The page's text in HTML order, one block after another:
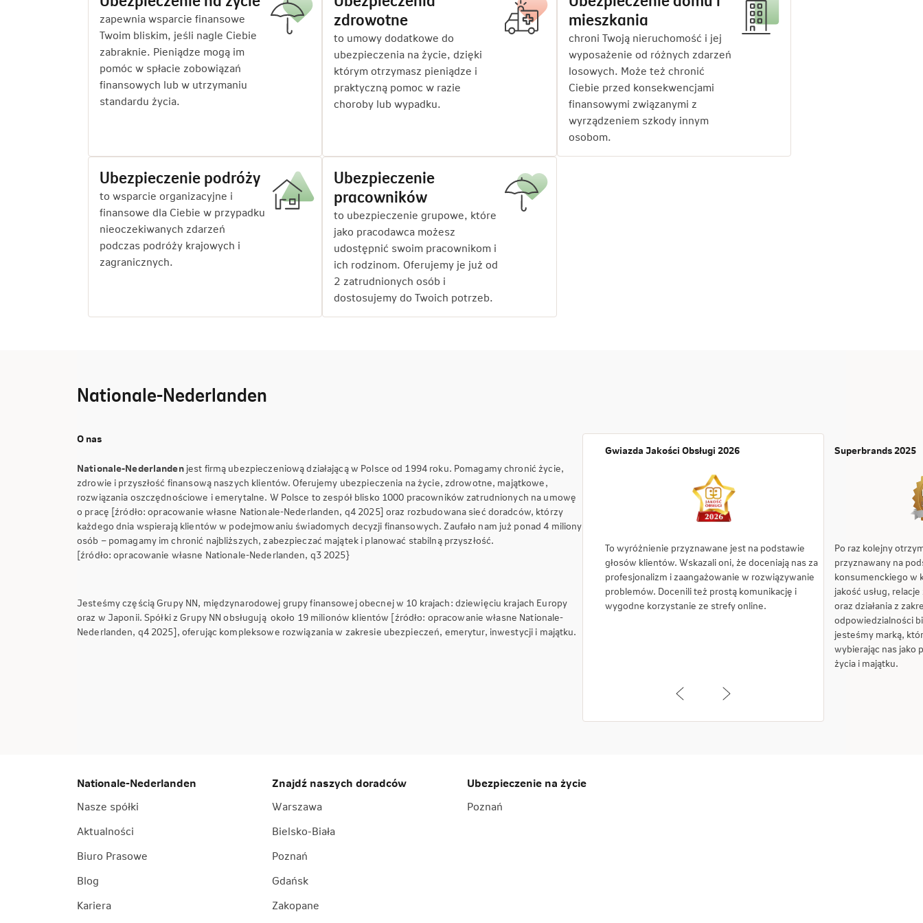
zapewnia wsparcie finansowe
Twoim bliskim, jeśli nagle Ciebie
zabraknie. Pieniądze mogą im
pomóc w spłacie zobowiązań
finansowych lub w utrzymaniu
standardu życia.
zdrowotne
to umowy dodatkowe do
ubezpieczenia na życie, dzięki
którym otrzymasz pieniądze i
praktyczną pomoc w razie
choroby lub wypadku.
mieszkania
chroni Twoją nieruchomość i jej
wyposażenie od różnych zdarzeń
losowych. Może też chronić
Ciebie przed konsekwencjami
finansowymi związanymi z
wyrządzeniem szkody innym
osobom.
Ubezpieczenie podróży
to wsparcie organizacyjne i
finansowe dla Ciebie w przypadku
nieoczekiwanych zdarzeń
podczas podróży krajowych i
zagranicznych.
Ubezpieczenie
pracowników
to ubezpieczenie grupowe, które
jako pracodawca możesz
udostępnić swoim pracownikom i
ich rodzinom. Oferujemy je już od
2 zatrudnionych osób i
dostosujemy do Twoich potrzeb.
Nationale-Nederlanden
O nas
Nationale-Nederlanden jest firmą ubezpieczeniową działającą w Polsce od 1994 roku. Pomagamy chronić życie,
zdrowie i przyszłość finansową naszych klientów. Oferujemy ubezpieczenia na życie, zdrowotne, majątkowe,
rozwiązania oszczędnościowe i emerytalne. W Polsce to zespół blisko 1000 pracowników zatrudnionych na umowę
o pracę [źródło: opracowanie własne Nationale-Nederlanden, q4 2025] oraz rozbudowana sieć doradców, którzy
każdego dnia wspierają klientów w podejmowaniu świadomych decyzji finansowych. Zaufało nam już ponad 4 miliony
osób – pomagamy im chronić najbliższych, zabezpieczać majątek i planować stabilną przyszłość.
[źródło: opracowanie własne Nationale-Nederlanden, q3 2025}
Jesteśmy częścią Grupy NN, międzynarodowej grupy finansowej obecnej w 10 krajach: dziewięciu krajach Europy
oraz w Japonii. Spółki z Grupy NN obsługują około 19 milionów klientów [źródło: opracowanie własne Nationale-
Nederlanden, q4 2025], oferując kompleksowe rozwiązania w zakresie ubezpieczeń, emerytur, inwestycji i majątku.
Gwiazda Jakości Obsługi 2026
To wyróżnienie przyznawane jest na podstawie
głosów klientów. Wskazali oni, że doceniają nas za
profesjonalizm i zaangażowanie w rozwiązywanie
problemów. Docenili też prostą komunikację i
wygodne korzystanie ze strefy online.
Superbrands 2025
Po raz kolejny
przyznawany na
konsumenckiego w
jakość usług,
oraz działania z
odpowiedzialności
jesteśmy marką,
wybierając nas jako
życia i majątku.
Nationale-Nederlanden
Nasze spółki
Aktualności
Biuro Prasowe
Blog
Kariera
Znajdź naszych doradców
Warszawa
Bielsko-Biała
Poznań
Gdańsk
Zakopane
Ubezpieczenie na życie
Poznań